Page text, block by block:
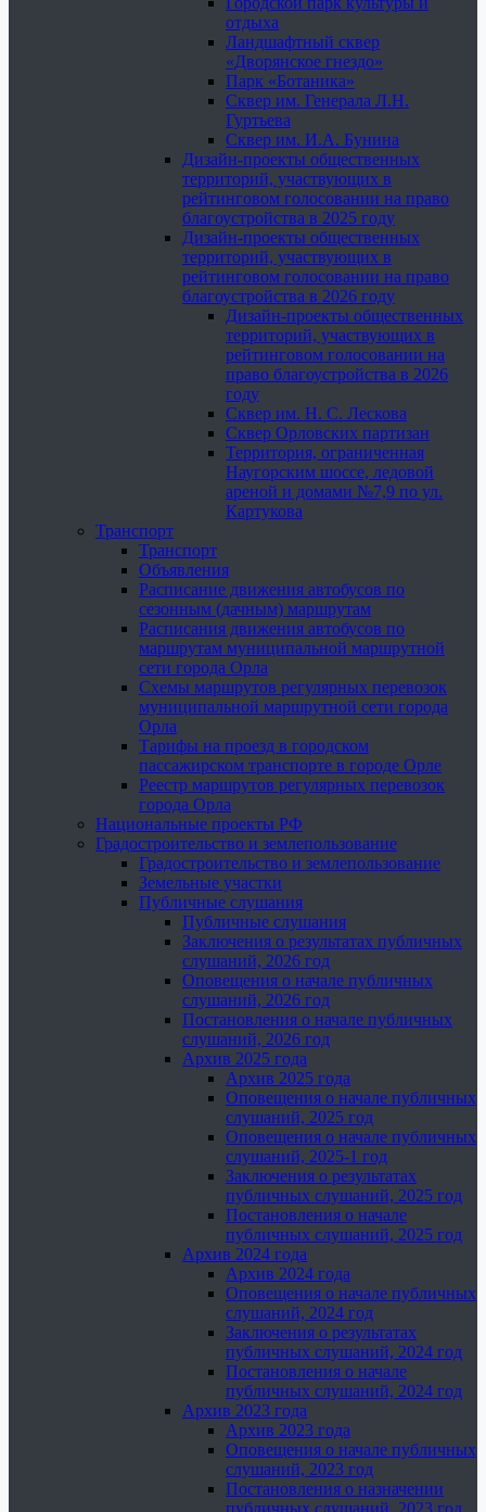
отдыха
Ландшафтный сквер
«Дворянское гнездо»
Парк «Ботаника»
Сквер им. Генерала Л.Н.
Гуртьева
Сквер им. И.А. Бунина
Дизайн-проекты общественных
территорий, участвующих в
рейтинговом голосовании на право
благоустройства в 2025 году
Дизайн-проекты общественных
территорий, участвующих в
рейтинговом голосовании на право
благоустройства в 2026 году
Дизайн-проекты общественных
территорий, участвующих в
рейтинговом голосовании на
право благоустройства в 2026
году
Сквер им. Н. С. Лескова
Сквер Орловских партизан
Территория, ограниченная
Наугорским шоссе, ледовой
ареной и домами №7,9 по ул.
Картукова
Транспорт
Транспорт
Объявления
Расписание движения автобусов по
сезонным (дачным) маршрутам
Расписания движения автобусов по
маршрутам муниципальной маршрутной
сети города Орла
Схемы маршрутов регулярных перевозок
муниципальной маршрутной сети города
Орла
Тарифы на проезд в городском
пассажирском транспорте в городе Орле
Реестр маршрутов регулярных перевозок
города Орла
Национальные проекты РФ
Градостроительство и землепользование
Градостроительство и землепользование
Земельные участки
Публичные слушания
Публичные слушания
Заключения о результатах публичных
слушаний, 2026 год
Оповещения о начале публичных
слушаний, 2026 год
Постановления о начале публичных
слушаний, 2026 год
Архив 2025 года
Архив 2025 года
Оповещения о начале публичных
слушаний, 2025 год
Оповещения о начале публичных
слушаний, 2025-1 год
Заключения о результатах
публичных слушаний, 2025 год
Постановления о начале
публичных слушаний, 2025 год
Архив 2024 года
Архив 2024 года
Оповещения о начале публичных
слушаний, 2024 год
Заключения о результатах
публичных слушаний, 2024 год
Постановления о начале
публичных слушаний, 2024 год
Архив 2023 года
Архив 2023 года
Оповещения о начале публичных
слушаний, 2023 год
Постановления о назначении
публичных слушаний, 2023 год